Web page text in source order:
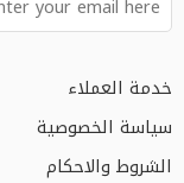
خدمة العملاء
سياسة الخصوصية
الشروط والاحكام